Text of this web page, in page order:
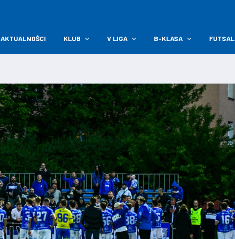
AKTUALNOŚCI KLUB V LIGA B-KLASA FUTSAL